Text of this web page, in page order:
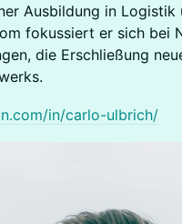
Ausbildung in Logistik
fokussiert er sich bei
die Erschließung
in/carlo-ulbrich/